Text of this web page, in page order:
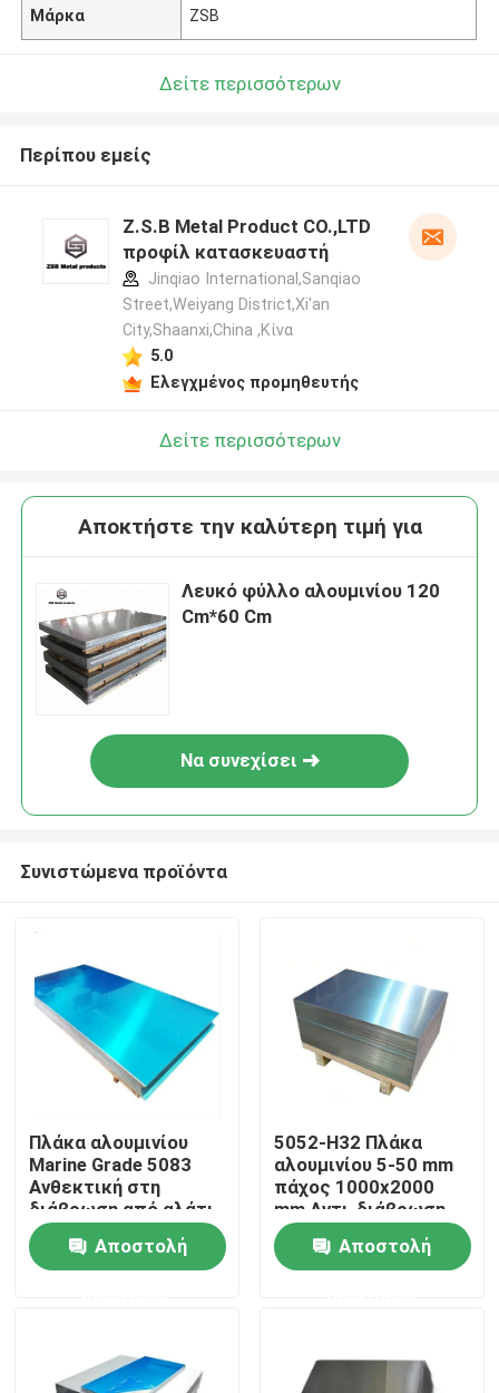
Σπίτι
βίντεο
Μάρκα ZSB
Δείτε περισσότερων
Περίπου εμείς
Z.S.B Metal Product CO.,LTD
προφίλ κατασκευαστή
Jinqiao International,Sanqiao
Street,Weiyang District,Xi'an
City,Shaanxi,China ,Κίνα
5.0
Ελεγχμένος προμηθευτής
Δείτε περισσότερων
Αποκτήστε την καλύτερη τιμή για
Λευκό φύλλο αλουμινίου 120
Cm*60 Cm
Να συνεχίσει
Συνιστώμενα προϊόντα
Πλάκα αλουμινίου
Marine Grade 5083
Ανθεκτική στη
διάβρωση από αλάτι
για ναυπηγική
πιστοποιημένη κατά
ANSI
Αποστολή
5052-H32 Πλάκα
αλουμινίου 5-50 mm
πάχος 1000x2000
mm Αντι-διάβρωση
για ναυτική
κατασκευήΑποστολή